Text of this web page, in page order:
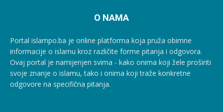
O NAMA
Portal islampo.ba je online platforma koja pruža obimne
informacije o islamu kroz različite forme pitanja i odgovora.
Ovaj portal je namijenjen svima - kako onima koji žele proširiti
svoje znanje o islamu, tako i onima koji traže konkretne
odgovore na specifična pitanja.